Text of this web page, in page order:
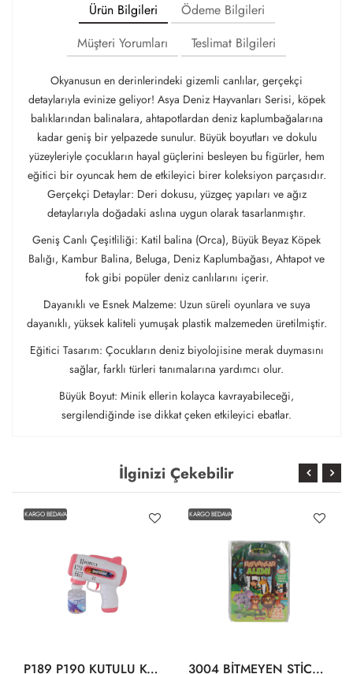
Ürün Bilgileri
Ödeme Bilgileri
Müşteri Yorumları
Teslimat Bilgileri
Okyanusun en derinlerindeki gizemli canlılar, gerçekçi
detaylarıyla evinize geliyor! Asya Deniz Hayvanları Serisi, köpek
balıklarından balinalara, ahtapotlardan deniz kaplumbağalarına
kadar geniş bir yelpazede sunulur. Büyük boyutları ve dokulu
yüzeyleriyle çocukların hayal güçlerini besleyen bu figürler, hem
eğitici bir oyuncak hem de etkileyici birer koleksiyon parçasıdır.
Gerçekçi Detaylar: Deri dokusu, yüzgeç yapıları ve ağız
detaylarıyla doğadaki aslına uygun olarak tasarlanmıştır.
Geniş Canlı Çeşitliliği: Katil balina (Orca), Büyük Beyaz Köpek
Balığı, Kambur Balina, Beluga, Deniz Kaplumbağası, Ahtapot ve
fok gibi popüler deniz canlılarını içerir.
Dayanıklı ve Esnek Malzeme: Uzun süreli oyunlara ve suya
dayanıklı, yüksek kaliteli yumuşak plastik malzemeden üretilmiştir.
Eğitici Tasarım: Çocukların deniz biyolojisine merak duymasını
sağlar, farklı türleri tanımalarına yardımcı olur.
Büyük Boyut: Minik ellerin kolayca kavrayabileceği,
sergilendiğinde ise dikkat çeken etkileyici ebatlar.
İlginizi Çekebilir
KARGO BEDAVA
P189 P190 KUTULU KÖPÜK TABANCA
KARGO BEDAVA
3004 BİTMEYEN STİCKER SU ALTI DÜNYASI